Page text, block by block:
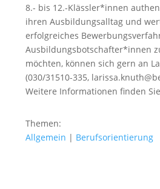
8.- bis 12.-Klässler*innen
ihren Ausbildungsalltag und
erfolgreiches
Ausbildungsbotschafter*innen
möchten, können sich gern an
(030/31510-335,
Weitere Informationen finden Sie
Themen:
Allgemein | Berufsorientierung